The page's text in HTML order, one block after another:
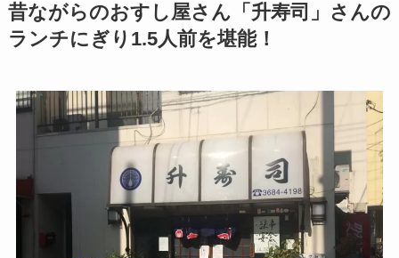
昔ながらのおすし屋さん「升寿司」さんの
ランチにぎり1.5人前を堪能！